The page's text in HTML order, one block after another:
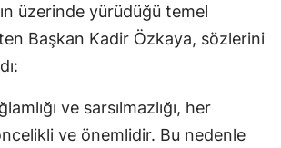
üzerinde yürüdüğü temel
Başkan Kadir Özkaya, sözlerini
ve sarsılmazlığı, her
ve önemlidir. Bu nedenle